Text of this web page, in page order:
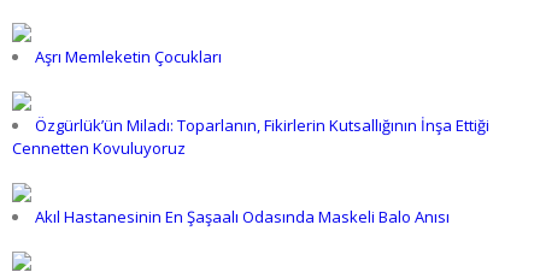
Aşrı Memleketin Çocukları
Özgürlük’ün Miladı: Toparlanın, Fikirlerin Kutsallığının İnşa Ettiği
Cennetten Kovuluyoruz
Akıl Hastanesinin En Şaşaalı Odasında Maskeli Balo Anısı